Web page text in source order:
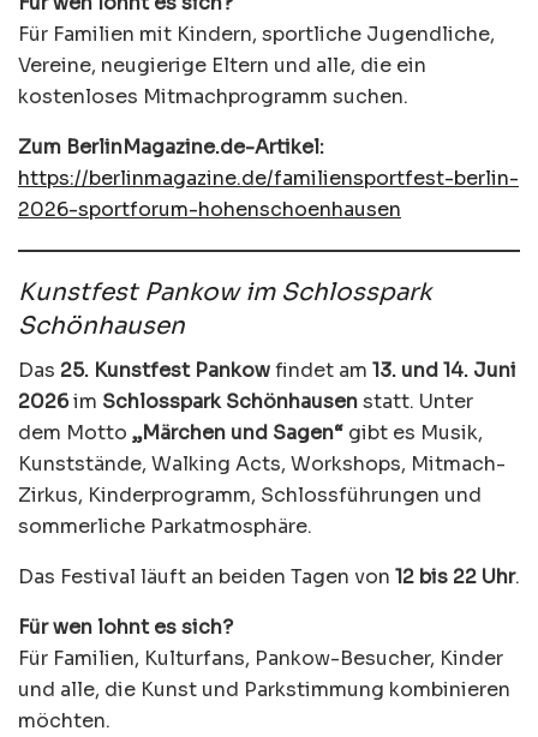
Für Familien mit Kindern, sportliche Jugendliche,
Vereine, neugierige Eltern und alle, die ein
kostenloses Mitmachprogramm suchen.
Zum BerlinMagazine.de-Artikel:
https://berlinmagazine.de/familiensportfest-berlin-
2026-sportforum-hohenschoenhausen
Kunstfest Pankow im Schlosspark
Schönhausen
Das 25. Kunstfest Pankowfindet am 13. und 14. Juni
2026im Schlosspark Schönhausenstatt. Unter
dem Motto „Märchen und Sagen“ gibt es Musik,
Kunststände, Walking Acts, Workshops, Mitmach-
Zirkus, Kinderprogramm, Schlossführungen und
sommerliche Parkatmosphäre.
Das Festival läuft an beiden Tagen von 12 bis 22 Uhr.
Für wen lohnt es sich?
Für Familien, Kulturfans, Pankow-Besucher, Kinder
und alle, die Kunst und Parkstimmung kombinieren
möchten.